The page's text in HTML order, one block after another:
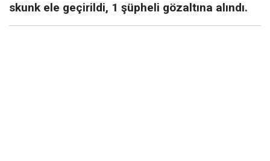
skunk ele geçirildi, 1 şüpheli gözaltına alındı.